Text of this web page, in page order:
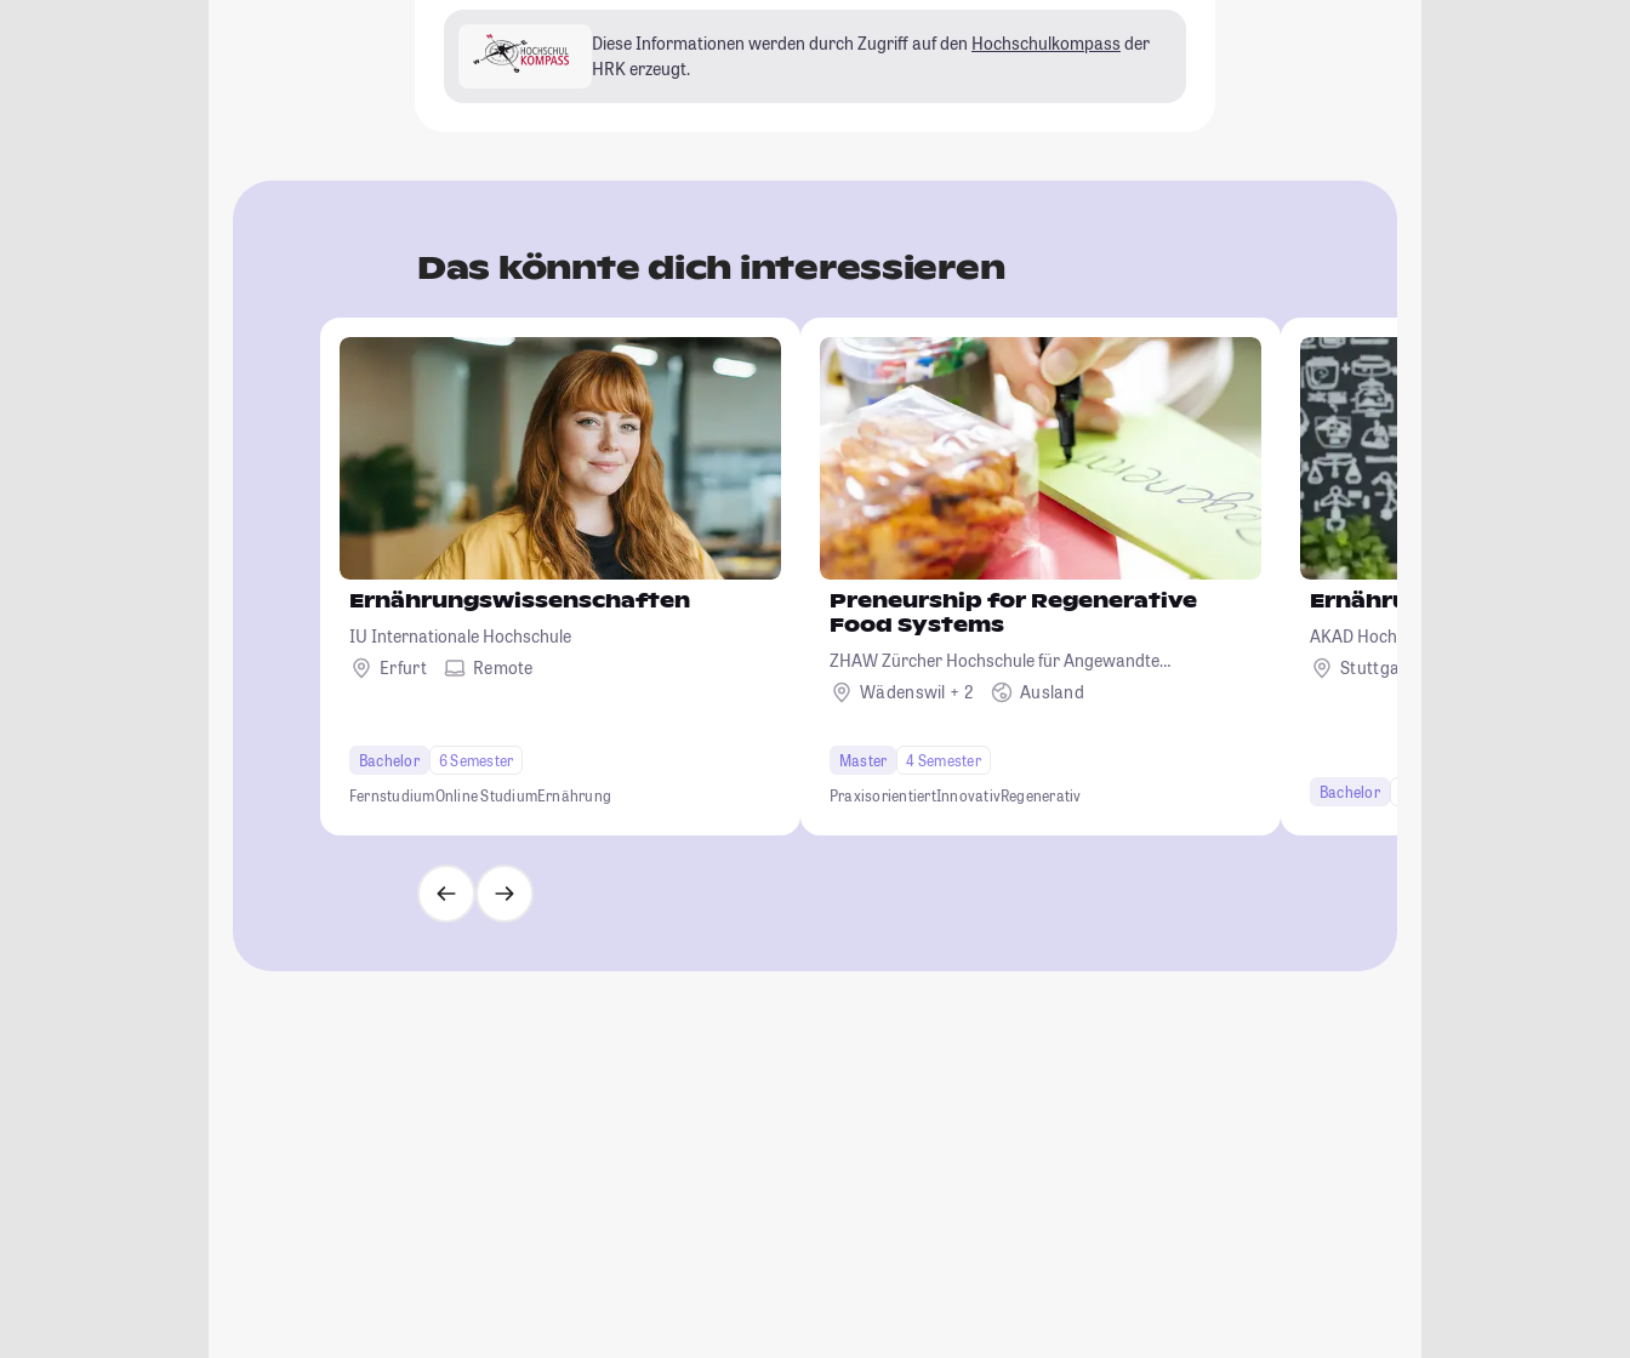
Diese Informationen werden durch Zugriff auf den Hochschulkompass der
HRK erzeugt.
Das könnte dich interessieren
Ernährungswissenschaften
IU Internationale Hochschule
Erfurt
Remote
Bachelor
6 Semester
FernstudiumOnline StudiumErnährung
Preneurship for Regenerative
Food Systems
ZHAW Zürcher Hochschule für Angewandte
Wissenschaften
Wädenswil + 2 Ausland
Master
4 Semester
PraxisorientiertInnovativRegenerativ
AKAD Hochschule Stuttgart - staatlich
Stuttgart
Bachelor